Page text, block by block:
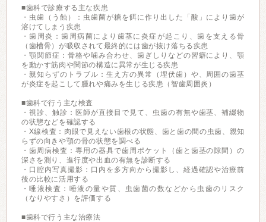
■歯科で診療する主な疾患
・虫歯（う蝕）：虫歯菌が糖を餌に作り出した「酸」により歯が
溶けてしまう疾患
・歯周炎：歯周病菌により歯茎に炎症が起こり、歯を支える骨
（歯槽骨）が吸収されて最終的には歯が抜け落ちる疾患
・顎関節症：骨格や噛み合わせ、歯ぎしりなどの習癖により、顎
を動かす筋肉や関節の構造に異常が生じる疾患
・親知らずのトラブル：生え方の異常（埋伏歯）や、周囲の歯茎
が炎症を起こして腫れや痛みを生じる疾患（智歯周囲炎）
■歯科で行う主な検査
・視診、触診：医師が直接目で見て、虫歯の有無や歯茎、補綴物
の状態などを確認する
・X線検査：肉眼で見えない歯根の状態、歯と歯の間の虫歯、親知
らずの向きや顎の骨の状態を調べる
・歯周病検査：専用の器具で歯周ポケット（歯と歯茎の隙間）の
深さを測り、進行度や出血の有無を診断する
・口腔内写真撮影：口内を多方向から撮影し、経過確認や治療前
後の比較に活用する
・唾液検査：唾液の量や質、虫歯菌の数などから虫歯のリスク
（なりやすさ）を評価する
■歯科で行う主な治療法